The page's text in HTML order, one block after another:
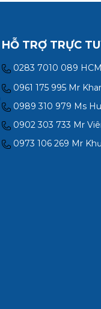
HỖ TRỢ TRỰC
0283 7010 089 HCM
0961 175 995 Mr
0989 310 979 Ms
0902 303 733 Mr
0973 106 269 Mr